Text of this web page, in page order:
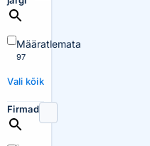
Määratlemata
97
Vali kõik
Firmad